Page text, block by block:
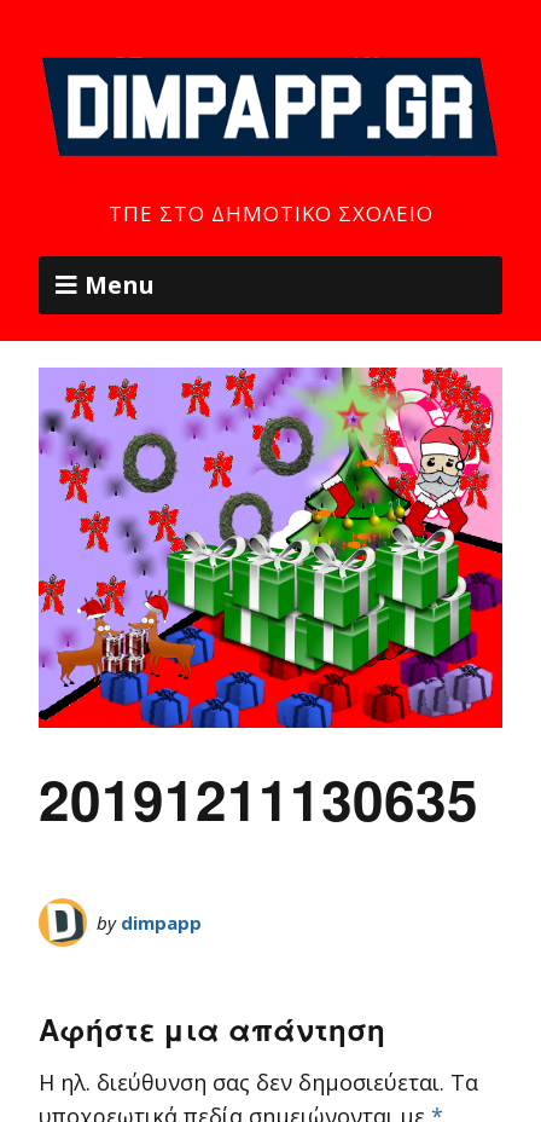
ΤΠΕ ΣΤΟ ΔΗΜΟΤΙΚΌ ΣΧΟΛΕΊΟ
Menu
20191211130635
by dimpapp
Αφήστε μια απάντηση
Η ηλ. διεύθυνση σας δεν δημοσιεύεται. Τα